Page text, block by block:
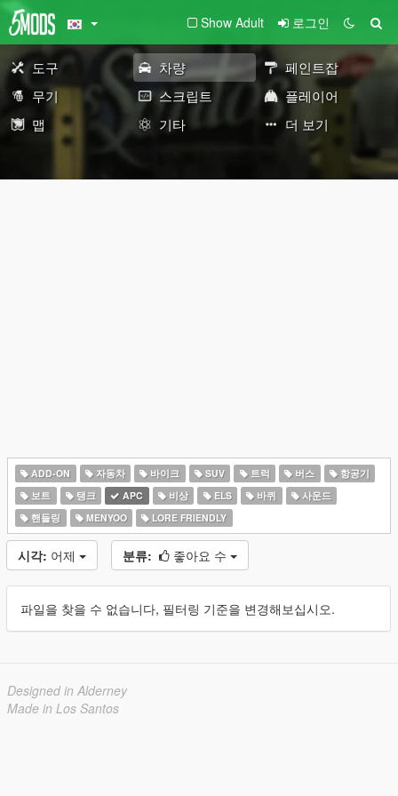
Show Adult 로그인
도구 차량
페인트잡
무기
스크립트
플레이어
맵
기타 더 보기
ADD-ON 자동차 바이크 SUV 트럭 버스
항공기
보트
탱크 APC 비상 ELS 바퀴
사운드
핸들링
MENYOO LORE FRIENDLY
시각: 어제 분류: 좋아요 수
파일을 찾을 수 없습니다, 필터링 기준을 변경해보십시오.
Designed in Alderney
Made in Los Santos